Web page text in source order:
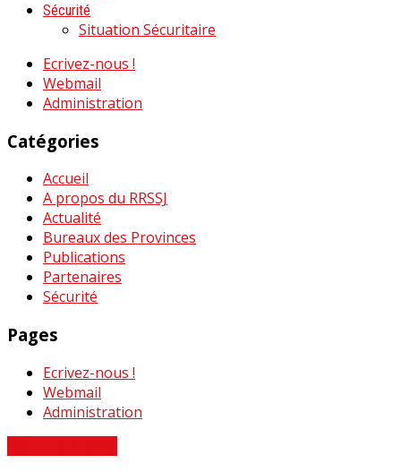
Sécurité
Situation Sécuritaire
Ecrivez-nous !
Webmail
Administration
Catégories
Accueil
A propos du RRSSJ
Actualité
Bureaux des Provinces
Publications
Partenaires
Sécurité
Pages
Ecrivez-nous !
Webmail
Administration